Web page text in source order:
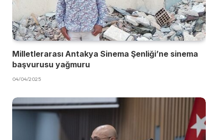
Milletlerarası Antakya Sinema Şenliği’ne sinema
başvurusu yağmuru
04/04/2025